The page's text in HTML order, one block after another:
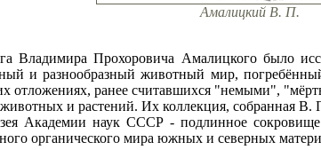
Амалицкий В. П.
Владимира Прохоровича Амалицкого было
и разнообразный животный мир,
отложениях, ранее считавшихся "немыми",
и растений. Их коллекция, собранная
Академии наук СССР - подлинное
органического мира южных и северных